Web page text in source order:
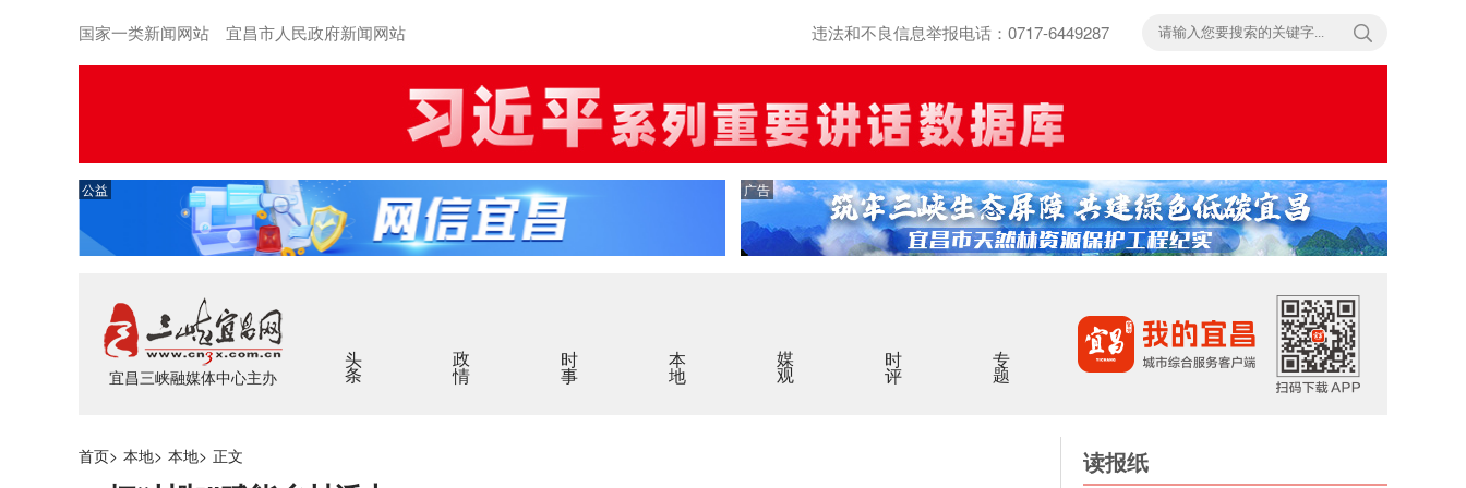
国家一类新闻网站 宜昌市人民政府新闻网站 违法和不良信息举报电话：0717-6449287
公益 广告
宜昌三峡融媒体中心主办
头条 政情 时事 本地 媒观 时评 专题
首页> 本地> 本地> 正文 读报纸